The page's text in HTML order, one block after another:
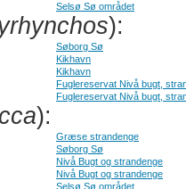
Selsø Sø området
):
Søborg Sø
Kikhavn
Kikhavn
Fuglereservat Nivå bugt,
Fuglereservat Nivå bugt,
):
Græse strandenge
Søborg Sø
Nivå Bugt og strandenge
Nivå Bugt og strandenge
Selsø Sø området